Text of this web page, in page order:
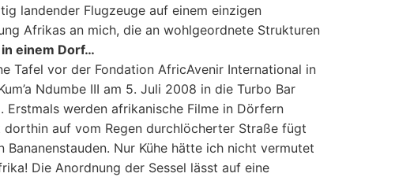
landender Flugzeuge auf einem einzigen
Afrikas an mich, die an wohlgeordnete Strukturen
einem Dorf…
Tafel vor der Fondation AfricAvenir International in
Ndumbe III am 5. Juli 2008 in die Turbo Bar
werden afrikanische Filme in Dörfern
auf vom Regen durchlöcherter Straße fügt
Nur Kühe hätte ich nicht vermutet
Die Anordnung der Sessel lässt auf eine